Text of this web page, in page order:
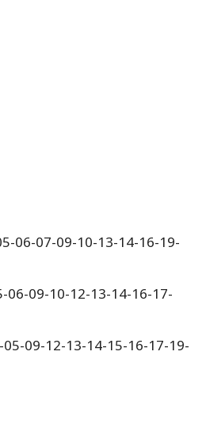
06-07-09-10-13-14-16-19-
06-09-10-12-13-14-16-17-
09-12-13-14-15-16-17-19-